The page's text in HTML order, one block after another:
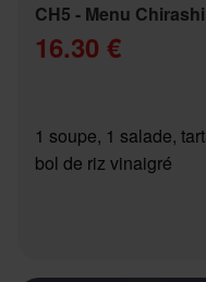
CH5 - Menu Chirashi
16.30 €
1 soupe, 1 salade,
bol de riz vinaigré